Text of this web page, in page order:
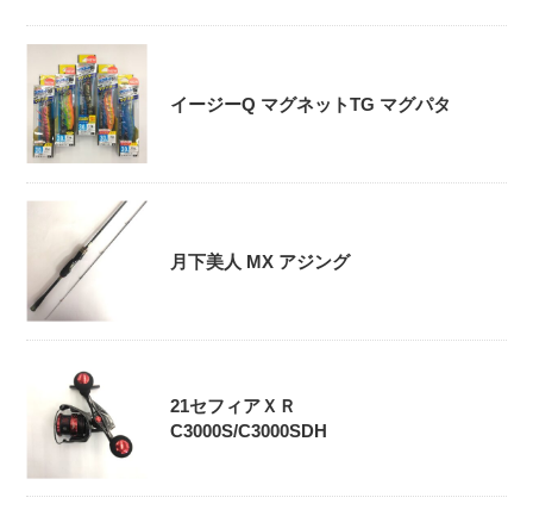
イージーQ マグネットTG マグパタ
月下美人 MX アジング
21セフィアＸＲ
C3000S/C3000SDH